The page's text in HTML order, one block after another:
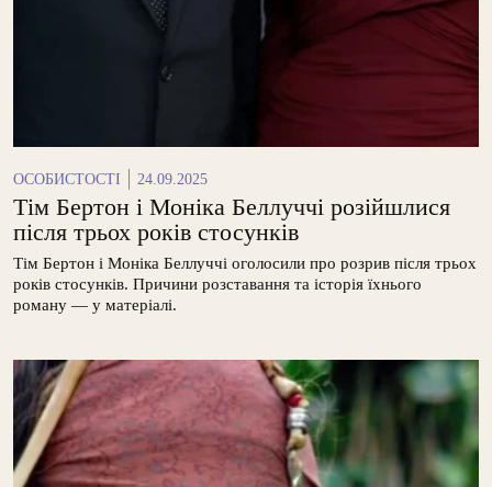
ОСОБИСТОСТІ 24.09.2025
Тім Бертон і Моніка Беллуччі розійшлися
після трьох років стосунків
Тім Бертон і Моніка Беллуччі оголосили про розрив після трьох
років стосунків. Причини розставання та історія їхнього
роману — у матеріалі.